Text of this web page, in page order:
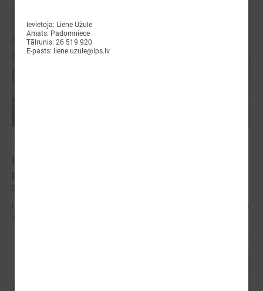
Ievietoja: Liene Užule
Amats: Padomniece
Tālrunis: 26 519 920
E-pasts: liene.uzule@lps.lv